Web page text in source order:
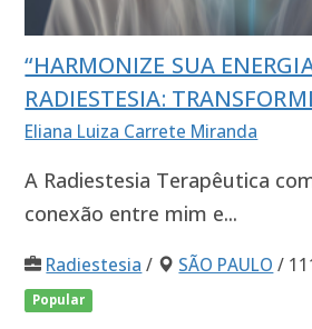
“HARMONIZE SUA
RADIESTESIA:
Eliana Luiza Carrete Miranda
A Radiestesia Terapêutica
conexão entre mim e...
Radiestesia / SÃO PAULO /
Popular